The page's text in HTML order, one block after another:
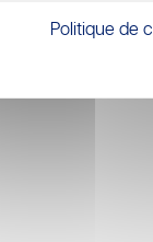
Politique de